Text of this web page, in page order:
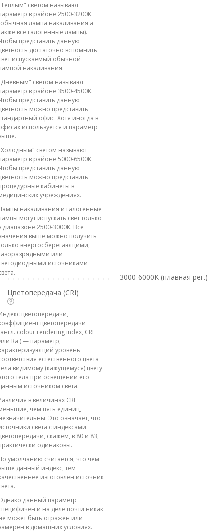
светом называют
в районе 2500-3200К
лампа накаливания а
все галогенные лампы).
представить данную
достаточно вспомнить
испускаемый обычной
накаливания.
светом называют
в районе 3500-4500К.
представить данную
можно представить
офис. Хотя иногда в
используется и параметр
светом называют
в районе 5000-6500К.
представить данную
можно представить
кабинеты в
учреждениях.
накаливания и галогенные
могут испускать свет только
диапазоне 2500-3000К. Все
выше можно получить
энергосберегающими,
или
источниками
3000-6000K (плавная рег.)
Цветопередача (CRI)
цветопередачи,
цветопередачи
colour rendering index, CRI
Ra ) — параметр,
уровень
естественного цвета
видимому (кажущемуся) цвету
тела при освещении его
источником света.
в величинах CRI
чем пять единиц,
Это означает, что
света с индексами
скажем, в 80 и 83,
одинаковы.
умолчанию считается, что чем
данный индекс, тем
изготовлен источник
данный параметр
и на деле почти никак
может быть отражен или
в домашних условиях.